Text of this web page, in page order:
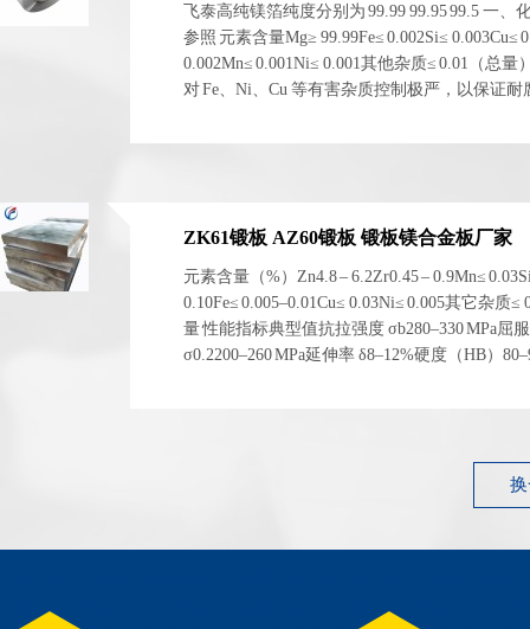
飞泰高纯镁箔纯度分别为 99.99 99.95 99.5 一、
参照 元素含量Mg≥ 99.99Fe≤ 0.002Si≤ 0.003Cu≤
0.002Mn≤ 0.001Ni≤ 0.001其他杂质≤ 0.01（总量
对 Fe、Ni、Cu 等有害杂质控制极严，以保证耐
ZK61锻板 AZ60锻板 锻板镁合金板厂家
元素含量（%）Zn4.8 – 6.2Zr0.45 – 0.9Mn≤
0.10Fe≤ 0.005–0.01Cu≤ 0.03Ni≤ 0.005其它杂质≤
量 性能指标典型值抗拉强度 σb280–330 MPa屈
σ0.2200–260 MPa延伸率 δ8–12%硬度（HB）